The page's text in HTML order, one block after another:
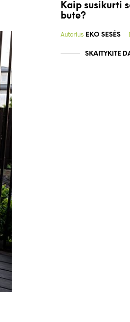
Kaip susikurti
bute?
Autorius EKO SESĖS
SKAITYKITE